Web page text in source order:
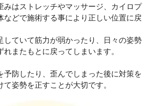
みはストレッチやマッサージ、カイロプ
などで施術する事により正しい位置に戻
していて筋力が弱かったり、日々の姿勢
またもとに戻ってしまいます。
予防したり、歪んでしまった後に対策を
姿勢を正すことが大切です。